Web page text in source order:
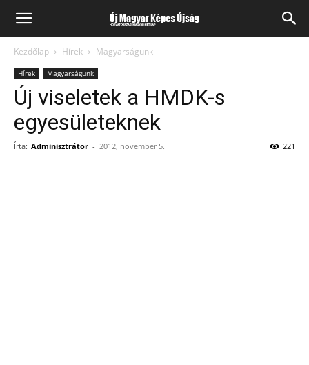
Kezdőlap Hírek Magyarságunk
Hírek Magyarságunk
Új viseletek a HMDK-s
egyesületeknek
Írta: Adminisztrátor - 2012, november 5. 221